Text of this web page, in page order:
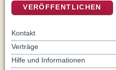
VERÖFFENTLICHEN
Kontakt
Verträge
Hilfe und Informationen